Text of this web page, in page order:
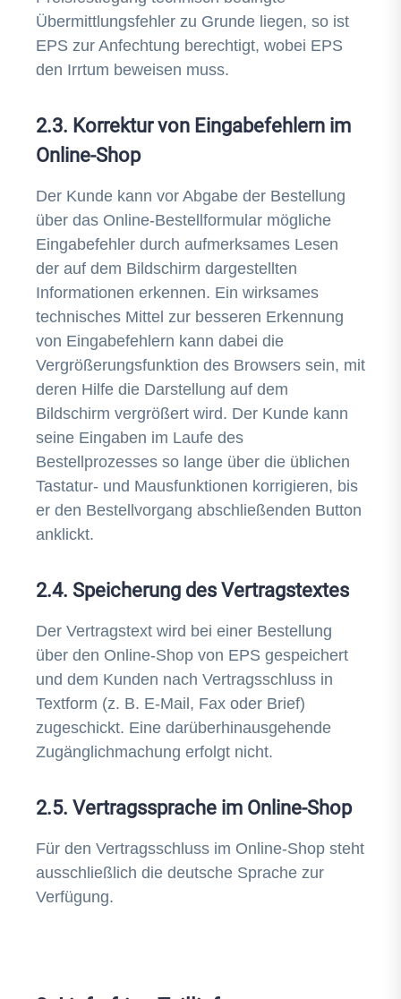
Übermittlungsfehler zu Grunde liegen, so ist
EPS zur Anfechtung berechtigt, wobei EPS
den Irrtum beweisen muss.
2.3. Korrektur von Eingabefehlern im
Online-Shop
Der Kunde kann vor Abgabe der Bestellung
über das Online-Bestellformular mögliche
Eingabefehler durch aufmerksames Lesen
der auf dem Bildschirm dargestellten
Informationen erkennen. Ein wirksames
technisches Mittel zur besseren Erkennung
von Eingabefehlern kann dabei die
Vergrößerungsfunktion des Browsers sein, mit
deren Hilfe die Darstellung auf dem
Bildschirm vergrößert wird. Der Kunde kann
seine Eingaben im Laufe des
Bestellprozesses so lange über die üblichen
Tastatur- und Mausfunktionen korrigieren, bis
er den Bestellvorgang abschließenden Button
anklickt.
2.4. Speicherung des Vertragstextes
Der Vertragstext wird bei einer Bestellung
über den Online-Shop von EPS gespeichert
und dem Kunden nach Vertragsschluss in
Textform (z. B. E-Mail, Fax oder Brief)
zugeschickt. Eine darüberhinausgehende
Zugänglichmachung erfolgt nicht.
2.5. Vertragssprache im Online-Shop
Für den Vertragsschluss im Online-Shop steht
ausschließlich die deutsche Sprache zur
Verfügung.